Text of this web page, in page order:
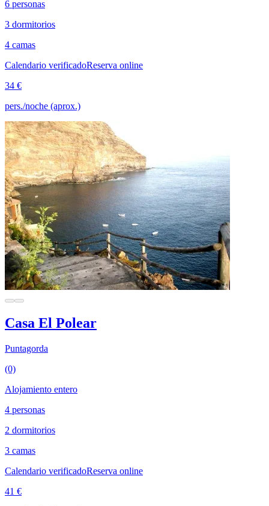
6 personas
3 dormitorios
4 camas
Calendario verificadoReserva online
34 €
pers./noche (aprox.)
Casa El Polear
Puntagorda
(0)
Alojamiento entero
4 personas
2 dormitorios
3 camas
Calendario verificadoReserva online
41 €